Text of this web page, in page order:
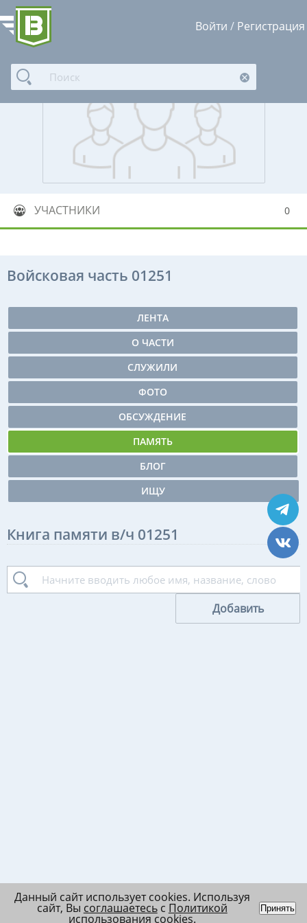
Войти / Регистрация
УЧАСТНИКИ 0
Войсковая часть 01251
ЛЕНТА
О ЧАСТИ
СЛУЖИЛИ
ФОТО
ОБСУЖДЕНИЕ
ПАМЯТЬ
БЛОГ
ИЩУ
Книга памяти в/ч 01251
Добавить
Данный сайт использует cookies. Используя
сайт, Вы соглашаетесьс Политикой
использования cookies.
Принять